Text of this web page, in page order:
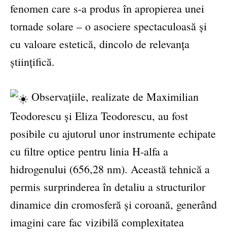
fenomen care s-a produs în apropierea unei
tornade solare – o asociere spectaculoasă și
cu valoare estetică, dincolo de relevanța
științifică.
Observațiile, realizate de Maximilian
Teodorescu și Eliza Teodorescu, au fost
posibile cu ajutorul unor instrumente echipate
cu filtre optice pentru linia H-alfa a
hidrogenului (656,28 nm). Această tehnică a
permis surprinderea în detaliu a structurilor
dinamice din cromosferă și coroană, generând
imagini care fac vizibilă complexitatea